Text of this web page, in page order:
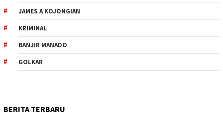
JAMES A KOJONGIAN
KRIMINAL
BANJIR MANADO
GOLKAR
BERITA TERBARU